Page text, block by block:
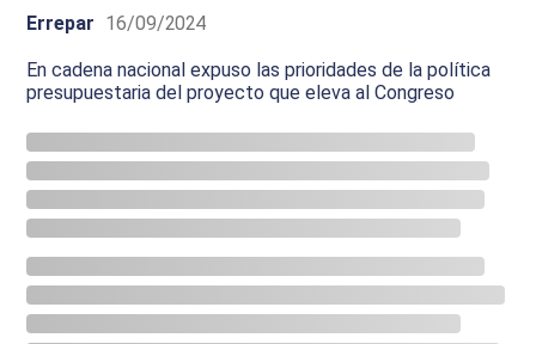
Errepar 16/09/2024
En cadena nacional expuso las prioridades de la política
presupuestaria del proyecto que eleva al Congreso